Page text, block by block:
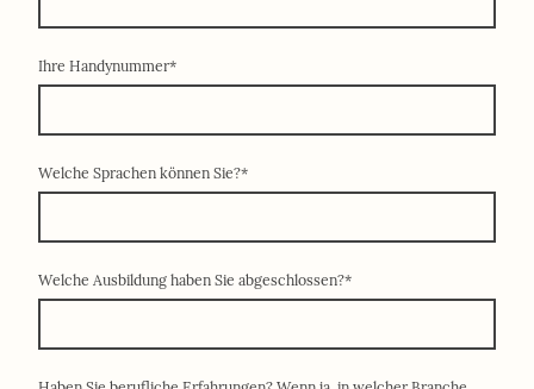
Ihre Handynummer*
Welche Sprachen können Sie?*
Welche Ausbildung haben Sie abgeschlossen?*